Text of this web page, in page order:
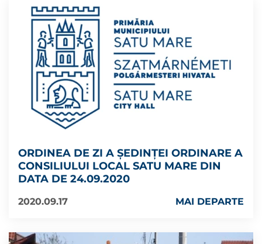
ORDINEA DE ZI A ȘEDINȚEI ORDINARE A
CONSILIULUI LOCAL SATU MARE DIN
DATA DE 24.09.2020
2020.09.17 MAI DEPARTE